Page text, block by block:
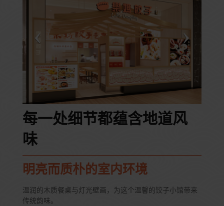
每一处细节都蕴含地道风
味
明亮而质朴的室内环境
温润的木质餐桌与灯光壁画，为这个温馨的饺子小馆带来
传统韵味。